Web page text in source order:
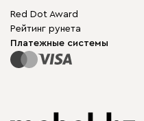
Карта сайта
Модульная мебель
Столы и стулья
Red Dot Award
Рейтинг рунета
Платежные системы